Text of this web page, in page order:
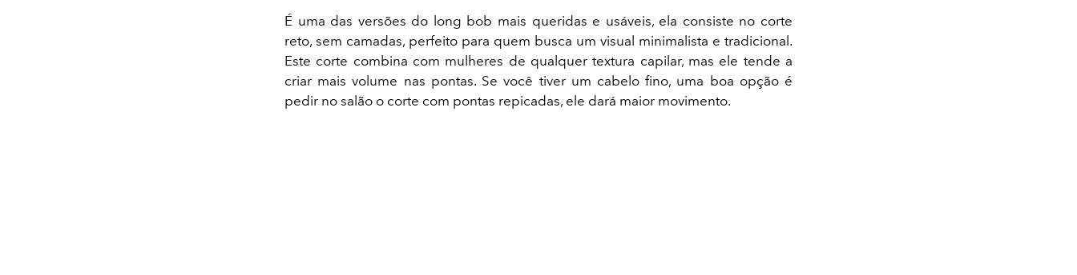
É uma das versões do long bob mais queridas e usáveis, ela consiste no corte
reto, sem camadas, perfeito para quem busca um visual minimalista e tradicional.
Este corte combina com mulheres de qualquer textura capilar, mas ele tende a
criar mais volume nas pontas. Se você tiver um cabelo fino, uma boa opção é
pedir no salão o corte com pontas repicadas, ele dará maior movimento.